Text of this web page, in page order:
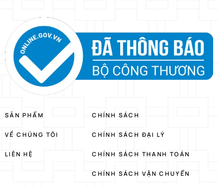
SẢN PHẨM
VỀ CHÚNG TÔI
LIÊN HỆ
CHÍNH SÁCH
CHÍNH SÁCH ĐẠI LÝ
CHÍNH SÁCH THANH TOÁN
CHÍNH SÁCH VẬN CHUYỂN